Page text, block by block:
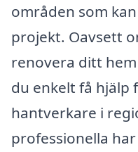
områden som
projekt. Oavsett
renovera ditt
du enkelt få hjälp
hantverkare i
professionella